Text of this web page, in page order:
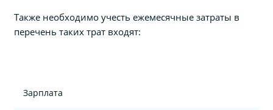
Также необходимо учесть ежемесячные затраты в
перечень таких трат входят:
Зарплата